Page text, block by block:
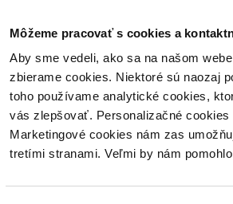
Môžeme pracovať s cookies a
Aby sme vedeli, ako sa na našom
zbierame cookies. Niektoré sú naozaj
toho používame analytické cookies,
vás zlepšovať. Personalizačné
Marketingové cookies nám zas
tretími stranami. Veľmi by nám
Poukážky Kontakt